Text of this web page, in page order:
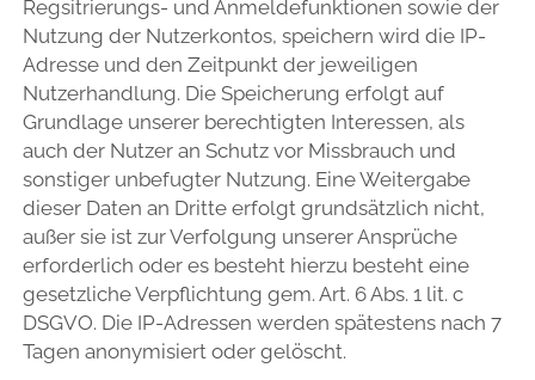
Regsitrierungs- und Anmeldefunktionen sowie der
Nutzung der Nutzerkontos, speichern wird die IP-
Adresse und den Zeitpunkt der jeweiligen
Nutzerhandlung. Die Speicherung erfolgt auf
Grundlage unserer berechtigten Interessen, als
auch der Nutzer an Schutz vor Missbrauch und
sonstiger unbefugter Nutzung. Eine Weitergabe
dieser Daten an Dritte erfolgt grundsätzlich nicht,
außer sie ist zur Verfolgung unserer Ansprüche
erforderlich oder es besteht hierzu besteht eine
gesetzliche Verpflichtung gem. Art. 6 Abs. 1 lit. c
DSGVO. Die IP-Adressen werden spätestens nach 7
Tagen anonymisiert oder gelöscht.